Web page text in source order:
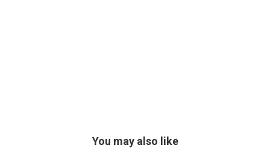
You may also like